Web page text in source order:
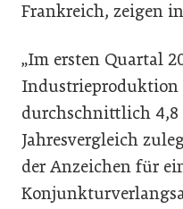
Frankreich, zeigen
„Im ersten Quartal
Industrieproduktion
durchschnittlich 4,8
Jahresvergleich
der Anzeichen für